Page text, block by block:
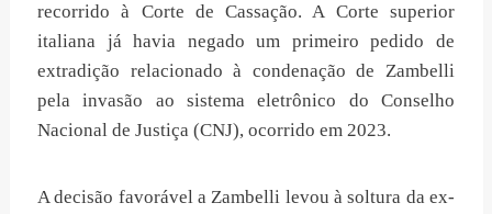
recorrido à Corte de Cassação. A Corte superior
italiana já havia negado um primeiro pedido de
extradição relacionado à condenação de Zambelli
pela invasão ao sistema eletrônico do Conselho
Nacional de Justiça (CNJ), ocorrido em 2023.
A decisão favorável a Zambelli levou à soltura da ex-